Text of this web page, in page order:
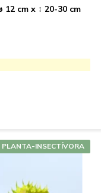
cm x ↕ 20-30 cm
PLANTA-INSECTÍVORA